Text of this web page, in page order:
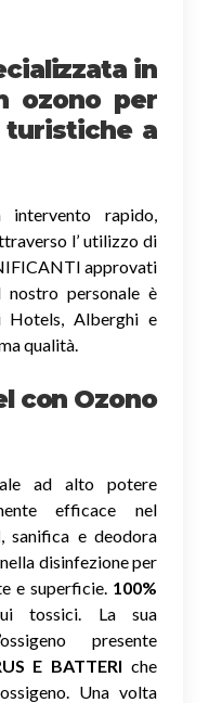
in
ozono per
a
intervento rapido,
l’ utilizzo di
approvati
personale è
Hotels, Alberghi e
qualità.
con Ozono
ad alto potere
efficace nel
, sanifica e deodora
disinfezione per
e superficie. 100%
tossici. La sua
presente
E BATTERI che
Una volta